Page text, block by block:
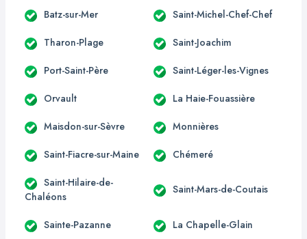
Batz-sur-Mer Saint-Michel-Chef-Chef
Tharon-Plage Saint-Joachim
Port-Saint-Père Saint-Léger-les-Vignes
Orvault La Haie-Fouassière
Maisdon-sur-Sèvre Monnières
Saint-Fiacre-sur-Maine Chémeré
Saint-Hilaire-de-
Chaléons
Saint-Mars-de-Coutais
Sainte-Pazanne La Chapelle-Glain